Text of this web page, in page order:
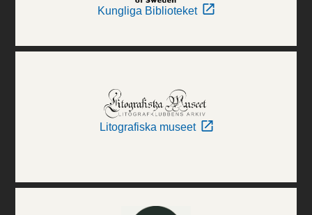
Kungliga Biblioteket
Litografiska museet